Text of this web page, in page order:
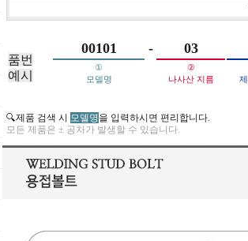
품번
예시
00101 - 03
①
모델명
②
나사산 지름
🔍제품 검색 시 모델명을 입력하시면 편리합니다.
모든 제품은 ± 공차가 발생할 수 있습니다.